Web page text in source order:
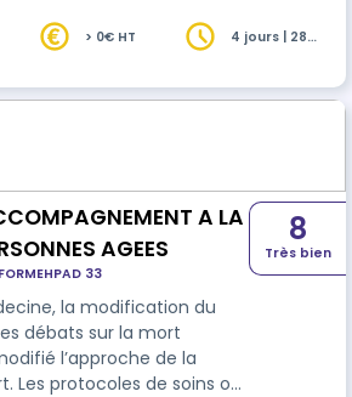
professionnels apportent
des
jours de formation sont
> 0€ HT
4 jours | 28
A LA
AGEES
33
la modification du
débats sur la mort
l’approche de la
Les protocoles de soins ont
8
Très bien